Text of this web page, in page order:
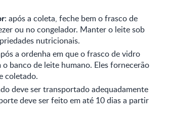
: após a coleta, feche bem o frasco de
ou no congelador. Manter o leite sob
nutricionais.
a ordenha em que o frasco de vidro
banco de leite humano. Eles fornecerão
coletado.
deve ser transportado adequadamente
deve ser feito em até 10 dias a partir